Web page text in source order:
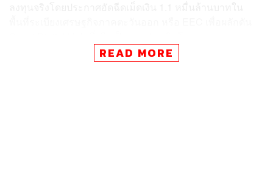
ใหญ่หลังจากที่รัฐบาลตั้งแผงขายทั้งโครงการและความหวัง
ของสปริงบอร์ดแห่งความหวังนี้มานานสองนาน
READ MORE